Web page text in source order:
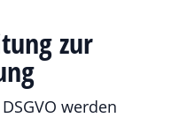
zur
werden